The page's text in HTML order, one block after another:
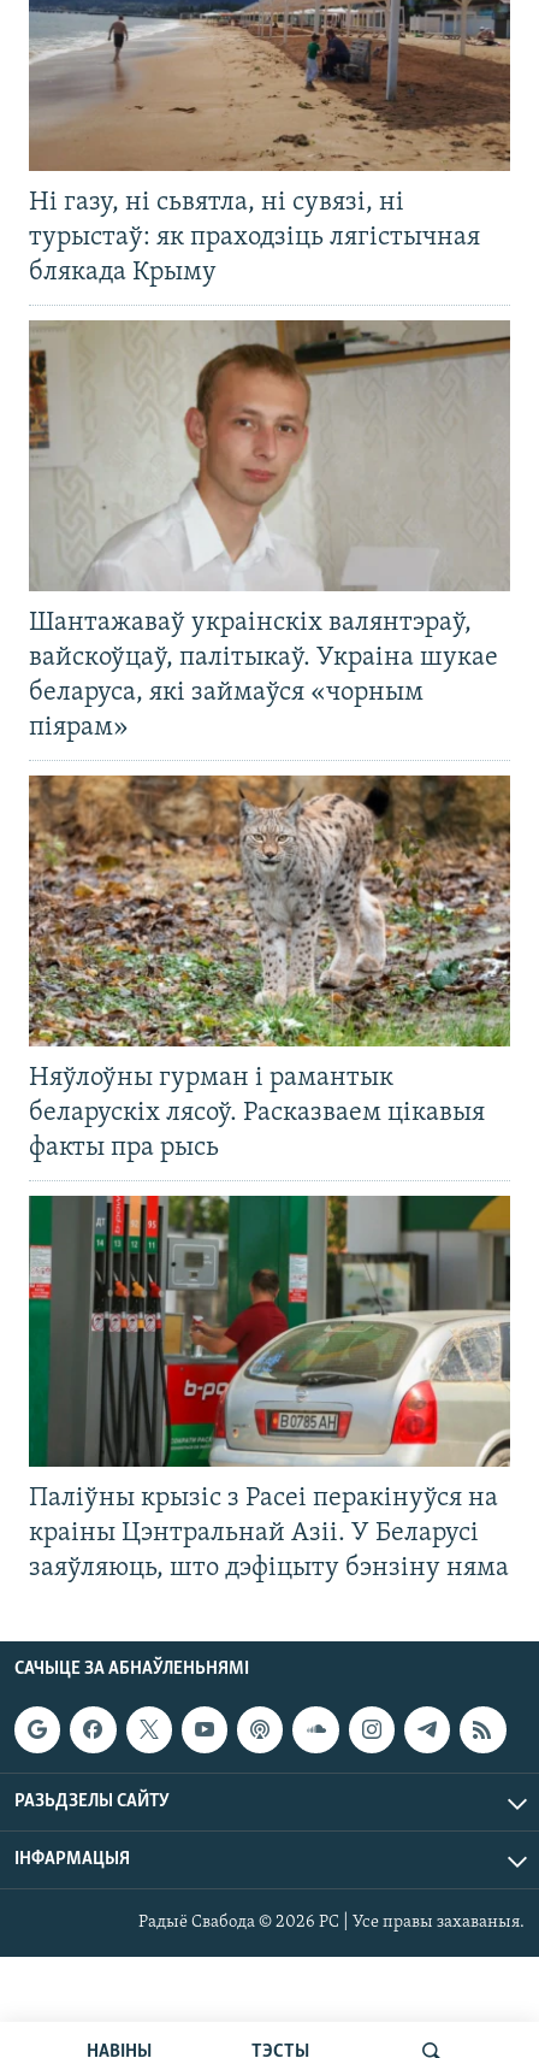
НАВІНЫ ТЭСТЫ
Ні газу, ні сьвятла, ні сувязі, ні
турыстаў: як праходзіць лягістычная
блякада Крыму
Шантажаваў украінскіх валянтэраў,
вайскоўцаў, палітыкаў. Украіна шукае
беларуса, які займаўся «чорным
піярам»
Няўлоўны гурман і рамантык
беларускіх лясоў. Расказваем цікавыя
факты пра рысь
Паліўны крызіс з Расеі перакінуўся на
краіны Цэнтральнай Азіі. У Беларусі
заяўляюць, што дэфіцыту бэнзіну няма
САЧЫЦЕ ЗА АБНАЎЛЕНЬНЯМІ
РАЗЬДЗЕЛЫ САЙТУ
ІНФАРМАЦЫЯ
Радыё Свабода © 2026 РС | Усе правы захаваныя.